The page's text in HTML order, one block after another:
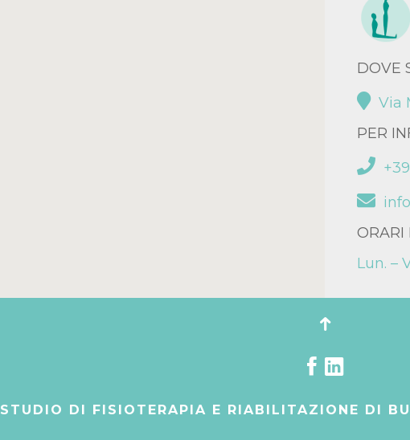
DOVE
Via
PER
ORARI
Lun. –
STUDIO DI FISIOTERAPIA E RIABILITAZIONE DI